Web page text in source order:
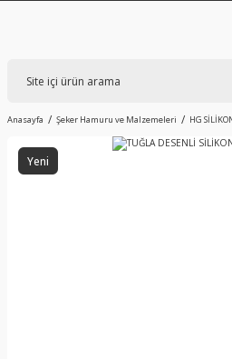
Anasayfa Şeker Hamuru ve Malzemeleri HG
Yeni